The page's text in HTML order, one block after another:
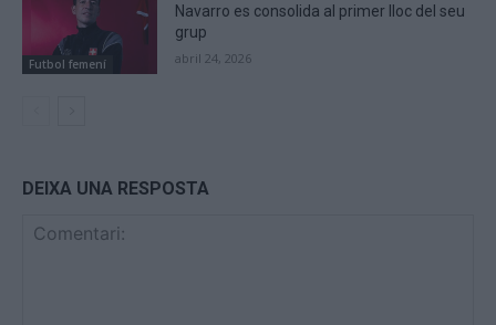
Futbol femení
Navarro es consolida al primer lloc del seu
grup
abril 24, 2026
DEIXA UNA RESPOSTA